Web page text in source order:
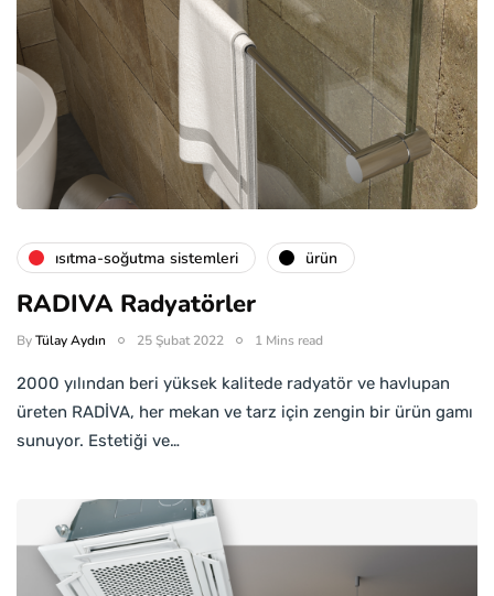
isıtma-soğutma sistemleri ürün
RADIVA Radyatörler
ByTülay Aydın 25 Şubat 2022 1 Mins read
2000 yılından beri yüksek kalitede radyatör ve havlupan
üreten RADİVA, her mekan ve tarz için zengin bir ürün gamı
sunuyor. Estetiği ve…